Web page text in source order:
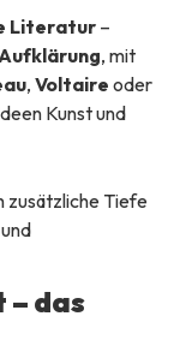
Literatur –
, mit
, Voltaire oder
Kunst und
zusätzliche Tiefe
das